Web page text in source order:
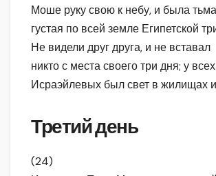
Моше руку свою к небу, и была тьма
густая по всей земле Египетской
Не видели друг друга, и не вставал
никто с места своего три дня; у
Исраэйлевых был свет в жилищах
Третий день
(24)